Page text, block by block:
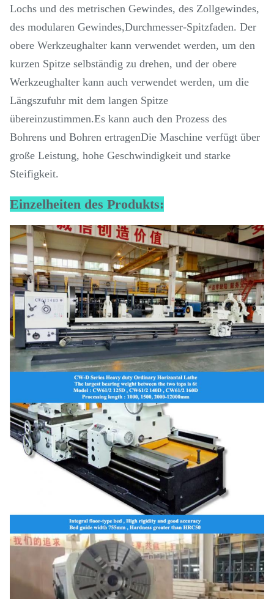
Lochs und des metrischen Gewindes, des Zollgewindes,
des modularen Gewindes,Durchmesser-Spitzfaden. Der
obere Werkzeughalter kann verwendet werden, um den
kurzen Spitze selbständig zu drehen, und der obere
Werkzeughalter kann auch verwendet werden, um die
Längszufuhr mit dem langen Spitze
übereinzustimmen.Es kann auch den Prozess des
Bohrens und Bohren ertragenDie Maschine verfügt über
große Leistung, hohe Geschwindigkeit und starke
Steifigkeit.
Einzelheiten des Produkts: